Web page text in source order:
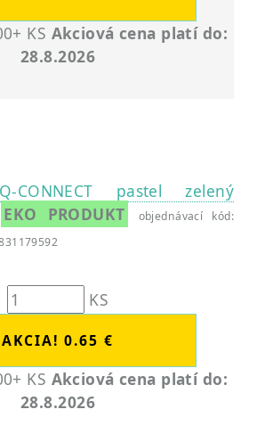
KS Akciová cena platí do:
28.8.2026
CONNECT pastel zelený
EKO PRODUKT
objednávací kód:
KS
KS Akciová cena platí do:
28.8.2026